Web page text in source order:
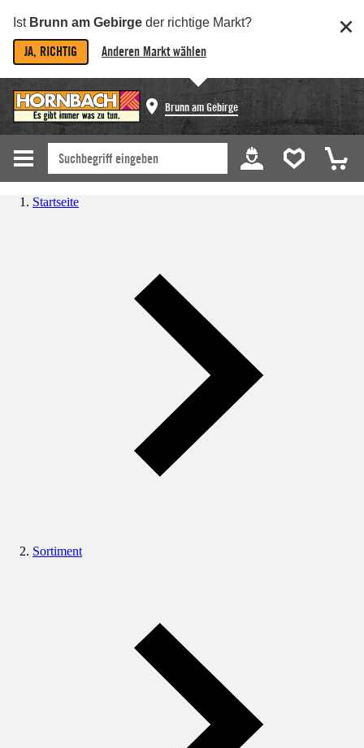
Ist Brunn am Gebirge der richtige Markt?
JA, RICHTIG Anderen Markt wählen
Brunn am Gebirge
Startseite
Sortiment